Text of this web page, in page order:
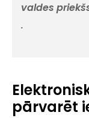
valdes
.
pārvarēt